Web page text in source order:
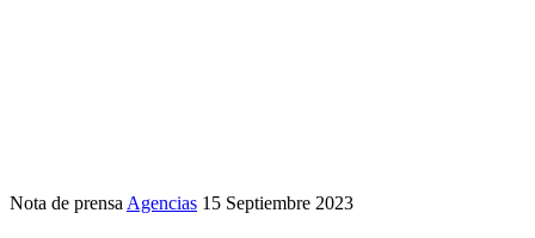
Nota de prensa Agencias 15 Septiembre 2023